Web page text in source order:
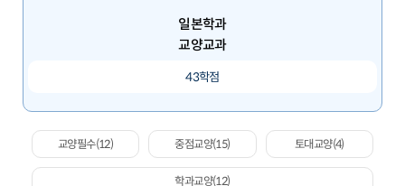
일본학과
교양교과
43학점
교양필수(12) 중점교양(15) 토대교양(4)
학과교양(12)